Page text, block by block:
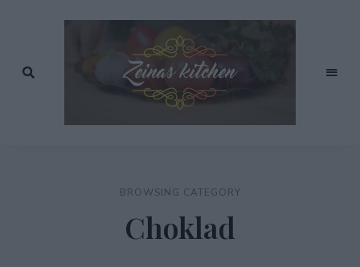
KitchenBROWSING CATEGORY
Choklad